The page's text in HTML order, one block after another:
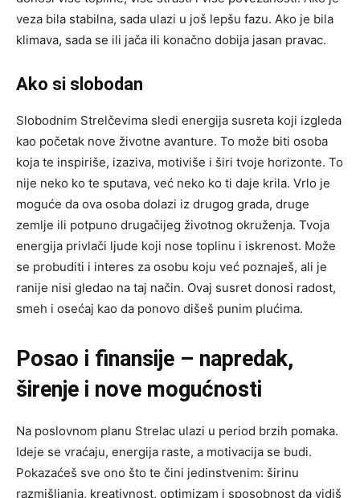
veza bila stabilna, sada ulazi u još lepšu fazu. Ako je bila
klimava, sada se ili jača ili konačno dobija jasan pravac.
Ako si slobodan
Slobodnim Strelčevima sledi energija susreta koji izgleda
kao početak nove životne avanture. To može biti osoba
koja te inspiriše, izaziva, motiviše i širi tvoje horizonte. To
nije neko ko te sputava, već neko ko ti daje krila. Vrlo je
moguće da ova osoba dolazi iz drugog grada, druge
zemlje ili potpuno drugačijeg životnog okruženja. Tvoja
energija privlači ljude koji nose toplinu i iskrenost. Može
se probuditi i interes za osobu koju već poznaješ, ali je
ranije nisi gledao na taj način. Ovaj susret donosi radost,
smeh i osećaj kao da ponovo dišeš punim plućima.
Posao i finansije – napredak,
širenje i nove mogućnosti
Na poslovnom planu Strelac ulazi u period brzih pomaka.
Ideje se vraćaju, energija raste, a motivacija se budi.
Pokazaćeš sve ono što te čini jedinstvenim: širinu
razmišljanja, kreativnost, optimizam i sposobnost da vidiš